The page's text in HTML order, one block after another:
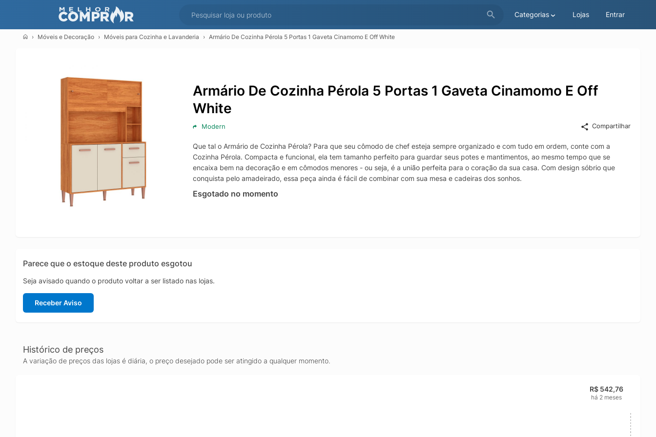
Categorias Lojas Entrar
Móveis e Decoração Móveis para Cozinha e Lavanderia Armário De Cozinha Pérola 5 Portas 1 Gaveta Cinamomo E Off White
Armário De Cozinha Pérola 5 Portas 1 Gaveta Cinamomo E Off
White
Modern Compartilhar
Que tal o Armário de Cozinha Pérola? Para que seu cômodo de chef esteja sempre organizado e com tudo em ordem, conte com a
Cozinha Pérola. Compacta e funcional, ela tem tamanho perfeito para guardar seus potes e mantimentos, ao mesmo tempo que se
encaixa bem na decoração e em cômodos menores - ou seja, é a união perfeita para o coração da sua casa. Com design sóbrio que
conquista pelo amadeirado, essa peça ainda é fácil de combinar com sua mesa e cadeiras dos sonhos.
Esgotado no momento
Parece que o estoque deste produto esgotou
Seja avisado quando o produto voltar a ser listado nas lojas.
Receber Aviso
Histórico de preços
A variação de preços das lojas é diária, o preço desejado pode ser atingido a qualquer momento.
R$ 542,76
há 2 meses